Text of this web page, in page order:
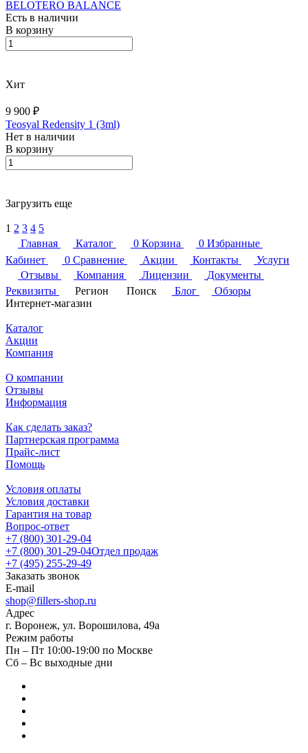
BELOTERO BALАNCE
Есть в наличии
В корзину
Хит
9 900 ₽
Teosyal Redensity 1 (3ml)
Нет в наличии
В корзину
Загрузить еще
1 2 3 4 5
Главная
Каталог 0 Корзина 0 Избранные
Кабинет
0 Сравнение Акции Контакты
Услуги
Отзывы
Компания Лицензии
Документы
Реквизиты
Регион Поиск Блог
Обзоры
Интернет-магазин
Каталог
Акции
Компания
О компании
Отзывы
Информация
Как сделать заказ?
Партнерская программа
Прайс-лист
Помощь
Условия оплаты
Условия доставки
Гарантия на товар
Вопрос-ответ
+7 (800) 301-29-04
+7 (800) 301-29-04Отдел продаж
+7 (495) 255-29-49
Заказать звонок
E-mail
shop@fillers-shop.ru
Адрес
г. Воронеж, ул. Ворошилова, 49а
Режим работы
Пн – Пт 10:00-19:00 по Москве
Сб – Вс выходные дни